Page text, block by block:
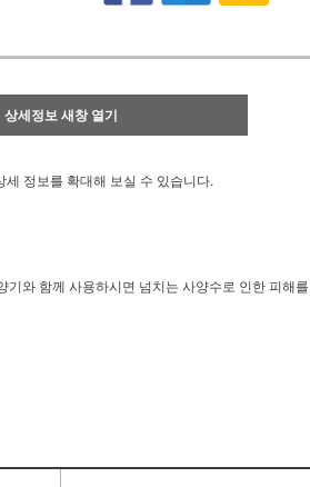
상세정보 새창 열기
세 정보를 확대해 보실 수 있습니다.
기와 함께 사용하시면 넘치는 사양수로 인한 피해를